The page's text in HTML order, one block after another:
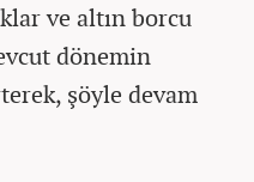
ve altın borcu
dönemin
şöyle devam